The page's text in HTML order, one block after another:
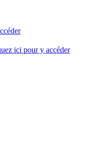
ici pour y accéder